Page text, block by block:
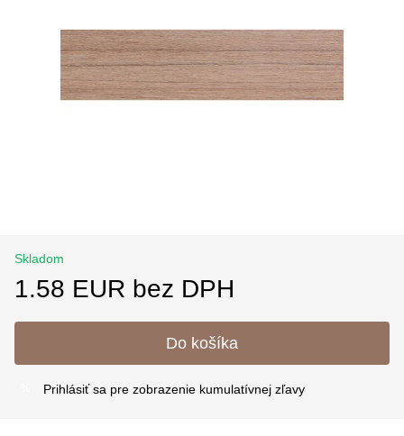
Skladom
1.58 EUR bez DPH
Do košíka
Prihlásiť sa pre zobrazenie kumulatívnej zľavy